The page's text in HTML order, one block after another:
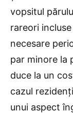
vopsitul
rareori
necesare
par minore la
duce la un
cazul
unui aspect